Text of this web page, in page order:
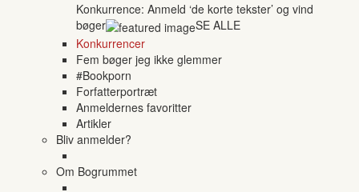
Konkurrence: Anmeld ‘de korte tekster’ og vind
bøger
SE ALLE
Konkurrencer
Fem bøger jeg ikke glemmer
#Bookporn
Forfatterportræt
Anmeldernes favoritter
Artikler
Bliv anmelder?
Om Bogrummet